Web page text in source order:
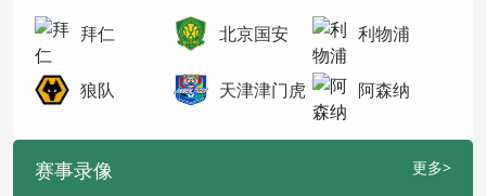
拜仁 北京国安 利物浦
狼队 天津津门虎 阿森纳
赛事录像 更多>